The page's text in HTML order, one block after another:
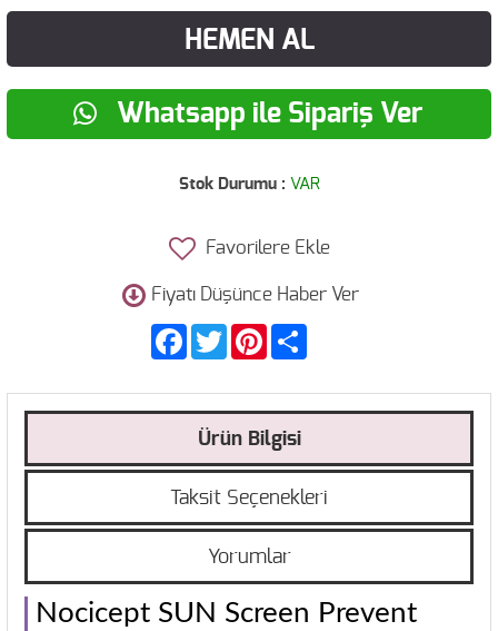
HEMEN AL
Whatsapp ile Sipariş Ver
Stok Durumu : VAR
Favorilere Ekle
Fiyatı Düşünce Haber Ver
FacebookTwitter Pinterest
Ürün Bilgisi
Taksit Seçenekleri
Yorumlar
Nocicept SUN Screen Prevent